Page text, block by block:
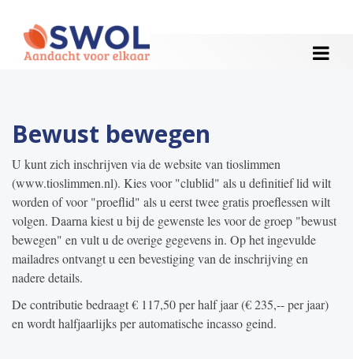
WEEKOVERZICHT
NIEUWS
HULP
CONTACT
Bewust bewegen
U kunt zich inschrijven via de website van tioslimmen
(www.tioslimmen.nl). Kies voor "clublid" als u definitief lid wilt
worden of voor "proeflid" als u eerst twee gratis proeflessen wilt
volgen. Daarna kiest u bij de gewenste les voor de groep "bewust
bewegen" en vult u de overige gegevens in. Op het ingevulde
mailadres ontvangt u een bevestiging van de inschrijving en
nadere details.
De contributie bedraagt € 117,50 per half jaar (€ 235,-- per jaar)
en wordt halfjaarlijks per automatische incasso geind.